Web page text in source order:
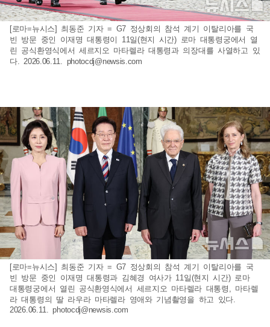
[로마=뉴시스] 최동준 기자 = G7 정상회의 참석 계기 이탈리아를 국
빈 방문 중인 이재명 대통령이 11일(현지 시간) 로마 대통령궁에서 열
린 공식환영식에서 세르지오 마타렐라 대통령과 의장대를 사열하고 있
다. 2026.06.11. photocdj@newsis.com
[로마=뉴시스] 최동준 기자 = G7 정상회의 참석 계기 이탈리아를 국
빈 방문 중인 이재명 대통령과 김혜경 여사가 11일(현지 시간) 로마
대통령궁에서 열린 공식환영식에서 세르지오 마타렐라 대통령, 마타렐
라 대통령의 딸 라우라 마타렐라 영애와 기념촬영을 하고 있다.
2026.06.11.photocdj@newsis.com